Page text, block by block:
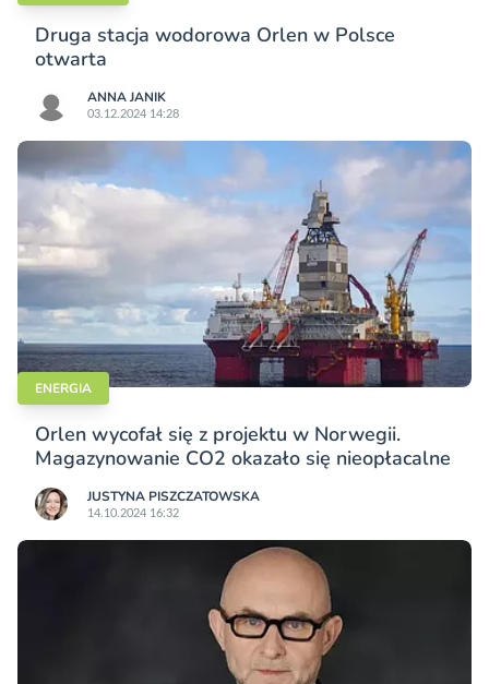
Druga stacja wodorowa Orlen w Polsce
otwarta
ANNA JANIK
03.12.2024 14:28
ENERGIA
Orlen wycofał się z projektu w Norwegii.
Magazynowanie CO2 okazało się nieopłacalne
JUSTYNA PISZCZATOWSKA
14.10.2024 16:32